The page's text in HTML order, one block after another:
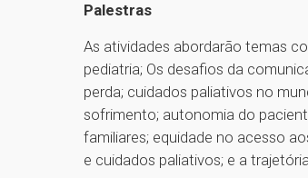
Palestras
As atividades abordarão temas
pediatria; Os desafios da
perda; cuidados paliativos no
sofrimento; autonomia do
familiares; equidade no acesso
e cuidados paliativos; e a